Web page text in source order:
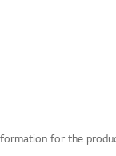
for the